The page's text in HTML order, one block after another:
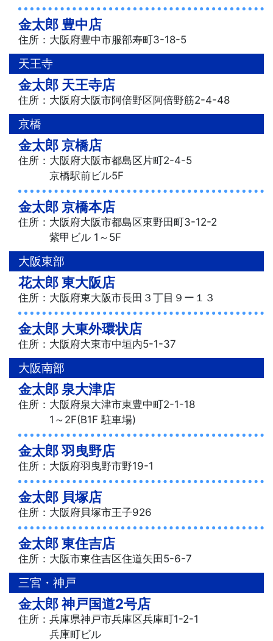
金太郎 豊中店
住所：大阪府豊中市服部寿町3-18-5
天王寺
金太郎 天王寺店
住所：大阪府大阪市阿倍野区阿倍野筋2-4-48
京橋
金太郎 京橋店
住所：大阪府大阪市都島区片町2-4-5
京橋駅前ビル5F
金太郎 京橋本店
住所：大阪府大阪市都島区東野田町3-12-2
紫甲ビル 1～5F
大阪東部
花太郎 東大阪店
住所：大阪府東大阪市長田３丁目９ー１３
金太郎 大東外環状店
住所：大阪府大東市中垣内5-1-37
大阪南部
金太郎 泉大津店
住所：大阪府泉大津市東豊中町2-1-18
1～2F(B1F 駐車場)
金太郎 羽曳野店
住所：大阪府羽曳野市野19-1
金太郎 貝塚店
住所：大阪府貝塚市王子926
金太郎 東住吉店
住所：大阪市東住吉区住道矢田5-6-7
三宮・神戸
金太郎 神戸国道2号店
住所：兵庫県神戸市兵庫区兵庫町1-2-1
兵庫町ビル